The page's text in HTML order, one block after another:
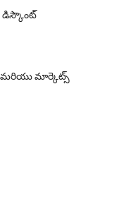
డిస్కౌంట్
మరియు మార్కెట్స్